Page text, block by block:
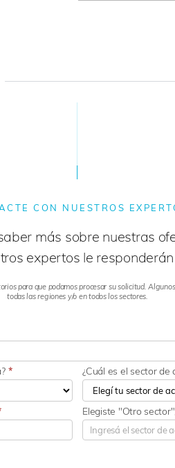
CON NUESTROS
más sobre nuestras
expertos le
para que podamos procesar su solicitud.
todas las regiones y/o en todos los sectores.
* ¿Cuál es el sector de
Elegiste "Otro